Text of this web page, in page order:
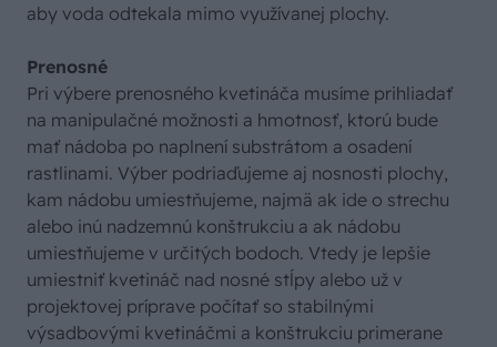
aby voda odtekala mimo využívanej plochy.
Prenosné
Pri výbere prenosného kvetináča musíme prihliadať
na manipulačné možnosti a hmotnosť, ktorú bude
mať nádoba po naplnení substrátom a osadení
rastlinami. Výber podriaďujeme aj nosnosti plochy,
kam nádobu umiestňujeme, najmä ak ide o strechu
alebo inú nadzemnú konštrukciu a ak nádobu
umiestňujeme v určitých bodoch. Vtedy je lepšie
umiestniť kvetináč nad nosné stĺpy alebo už v
projektovej príprave počítať so stabilnými
výsadbovými kvetináčmi a konštrukciu primerane